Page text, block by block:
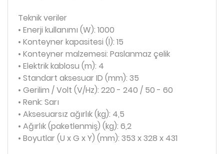
Teknik veriler
• Enerji kullanımı (W): 1000
• Konteyner kapasitesi (l): 15
• Konteyner malzemesi: Paslanmaz çelik
• Elektrik kablosu (m): 4
• Standart aksesuar ID (mm): 35
• Gerilim / Volt (V/Hz): 220 - 240 / 50 - 60
• Renk: Sarı
• Aksesuarsız ağırlık (kg): 4,5
• Ağırlık (paketlenmiş) (kg): 6,2
• Boyutlar (U x G x Y) (mm): 353 x 328 x 431